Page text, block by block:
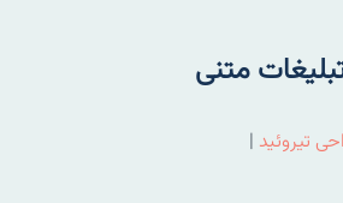
متنی
تیروئید |